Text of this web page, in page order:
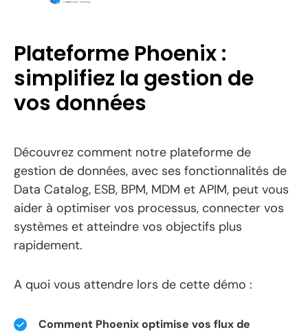
Plateforme Phoenix :
simplifiez la gestion de
vos données
Découvrez comment notre plateforme de
gestion de données, avec ses fonctionnalités de
Data Catalog, ESB, BPM, MDM et APIM, peut vous
aider à optimiser vos processus, connecter vos
systèmes et atteindre vos objectifs plus
rapidement.
A quoi vous attendre lors de cette démo :
Comment Phoenix optimise vos flux de